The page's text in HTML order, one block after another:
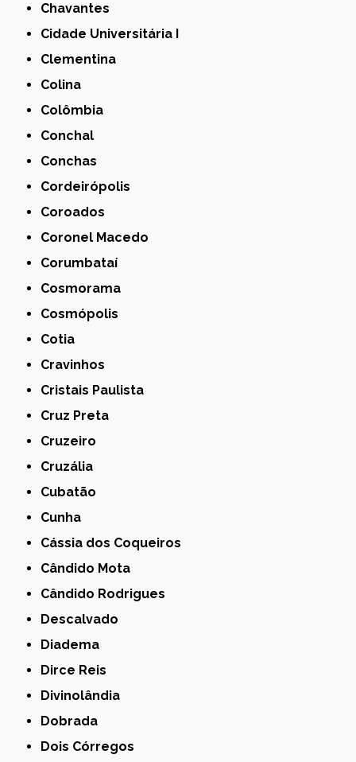
Chavantes
Cidade Universitária I
Clementina
Colina
Colômbia
Conchal
Conchas
Cordeirópolis
Coroados
Coronel Macedo
Corumbataí
Cosmorama
Cosmópolis
Cotia
Cravinhos
Cristais Paulista
Cruz Preta
Cruzeiro
Cruzália
Cubatão
Cunha
Cássia dos Coqueiros
Cândido Mota
Cândido Rodrigues
Descalvado
Diadema
Dirce Reis
Divinolândia
Dobrada
Dois Córregos